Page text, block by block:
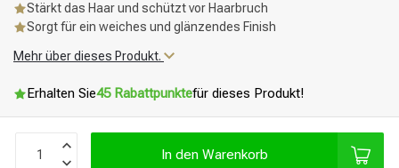
Stärkt das Haar und schützt vor Haarbruch
Sorgt für ein weiches und glänzendes Finish
Mehr über dieses Produkt.
Erhalten Sie45 Rabattpunktefür dieses Produkt!
In den Warenkorb